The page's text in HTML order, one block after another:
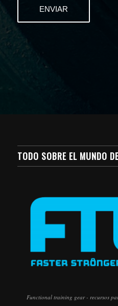
TODO SOBRE EL MUNDO
Functional training gear - recursos